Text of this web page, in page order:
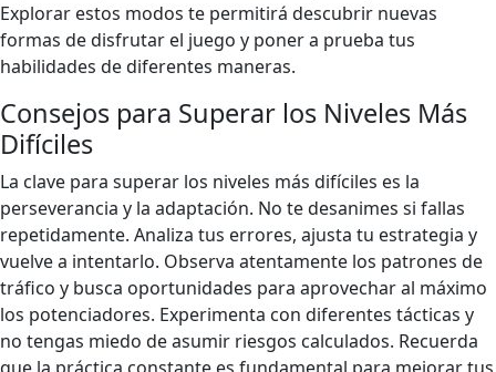
Explorar estos modos te permitirá descubrir nuevas
formas de disfrutar el juego y poner a prueba tus
habilidades de diferentes maneras.
Consejos para Superar los Niveles Más
Difíciles
La clave para superar los niveles más difíciles es la
perseverancia y la adaptación. No te desanimes si fallas
repetidamente. Analiza tus errores, ajusta tu estrategia y
vuelve a intentarlo. Observa atentamente los patrones de
tráfico y busca oportunidades para aprovechar al máximo
los potenciadores. Experimenta con diferentes tácticas y
no tengas miedo de asumir riesgos calculados. Recuerda